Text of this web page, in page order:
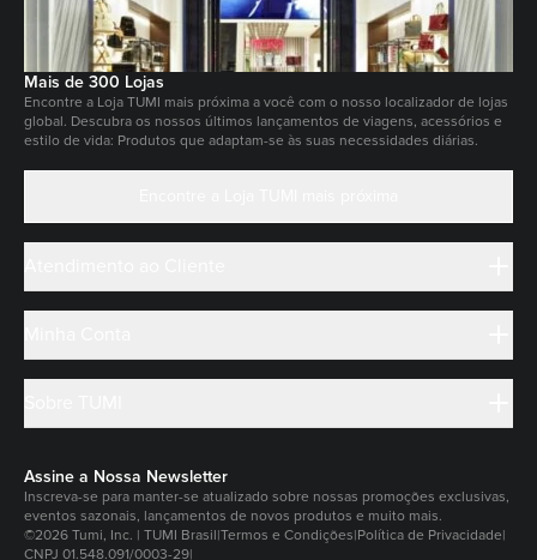
Mais de 300 Lojas
Encontre a Loja TUMI mais próxima a você com o nosso localizador de lojas
global. Descubra os nossos últimos lançamentos de viagens, acessórios e
estilo de vida: Produtos que adaptam-se às suas necessidades diárias.
Assine a Nossa Newsletter
Inscreva-se para manter-se atualizado sobre nossas promoções exclusivas,
eventos sazonais, lançamentos de novos produtos e muito mais.
©2026 Tumi, Inc. | TUMI Brasil|Termos e Condições|Política de Privacidade|
CNPJ 01.548.091/0003-29|